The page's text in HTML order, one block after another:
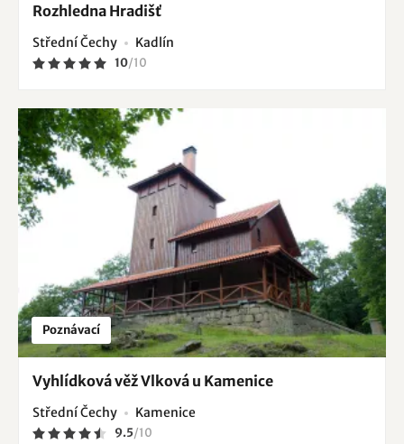
Rozhledna Hradišť
Střední Čechy Kadlín
10/10
Poznávací
Vyhlídková věž Vlková u Kamenice
Střední Čechy Kamenice
9.5/10